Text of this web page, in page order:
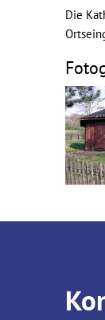
Die